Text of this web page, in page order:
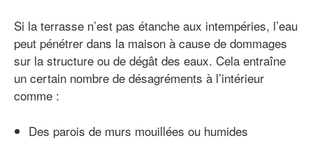
Si la terrasse n’est pas étanche aux intempéries, l’eau
peut pénétrer dans la maison à cause de dommages
sur la structure ou de dégât des eaux. Cela entraîne
un certain nombre de désagréments à l’intérieur
comme :
Des parois de murs mouillées ou humides